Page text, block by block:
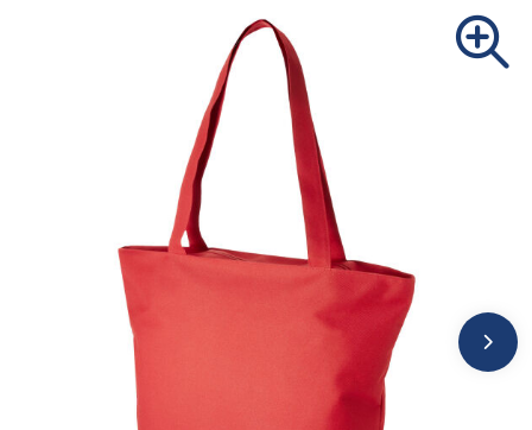
Handschoenen en Sjaals
Kledingaccessoires
Ondergoed, Sokken en Nachtkleding
Overhemden
Peuters en Baby's